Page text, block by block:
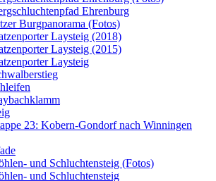
Ehrenburg
Burgpanorama (Fotos)
Laysteig (2018)
Laysteig (2015)
Laysteig
23: Kobern-Gondorf nach Winningen
und Schluchtensteig (Fotos)
und Schluchtensteig